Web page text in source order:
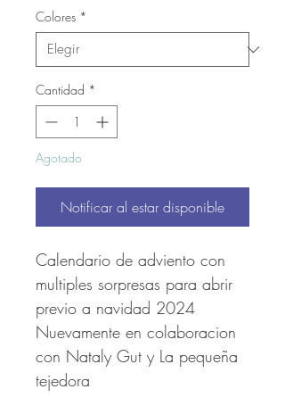
Colores *
Cantidad *
Agotado
Notificar al estar disponible
Calendario de adviento con
multiples sorpresas para abrir
previo a navidad 2024
Nuevamente en colaboracion
con Nataly Gut y La pequeña
tejedora